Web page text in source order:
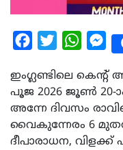
Facebook
Twitter
ഇംഗ്ലണ്ടിലെ കെന്റ്
പൂജ 2026 ജൂൺ 20-
അന്നേ ദിവസം
വൈകുന്നേരം 6
ദീപാരാധന,